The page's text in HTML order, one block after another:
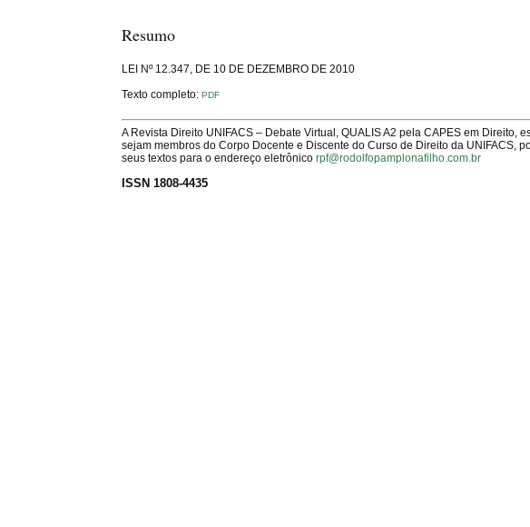
Resumo
LEI Nº 12.347, DE 10 DE DEZEMBRO DE 2010
Texto completo:PDF
A Revista Direito UNIFACS – Debate Virtual, QUALIS A2 pela CAPES em
sejam membros do Corpo Docente e Discente do Curso de Direito da UNIFACS,
seus textos para o endereço eletrônicorpf@rodolfopamplonafilho.com.br
ISSN 1808-4435